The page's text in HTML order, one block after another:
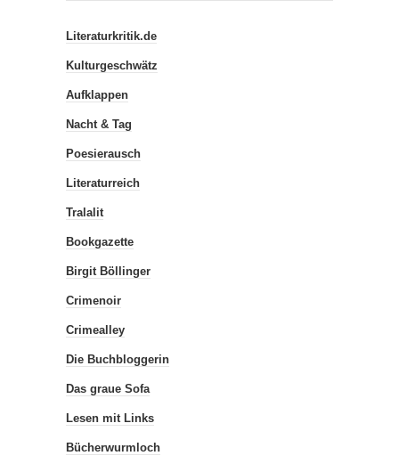
Literaturkritik.de
Kulturgeschwätz
Aufklappen
Nacht & Tag
Poesierausch
Literaturreich
Tralalit
Bookgazette
Birgit Böllinger
Crimenoir
Crimealley
Die Buchbloggerin
Das graue Sofa
Lesen mit Links
Bücherwurmloch